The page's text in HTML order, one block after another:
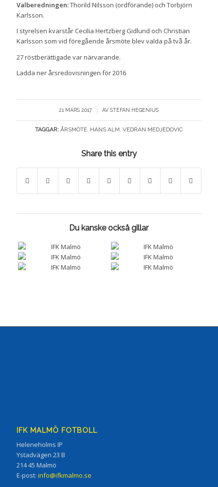
Valberedningen:Thorild Nilsson (ordförande) och Torbjörn
Karlsson.
I styrelsen kvarstår Cecilia Hertzberg Gidlund och Christian
Karlsson som vid föregående årsmöte blev valda på två år.
27 röstberättigade var närvarande.
Ladda ner årsredovisningen för 2016
21 MARS 2017
/ AVSTEFAN HEGENIUS
TAGGAR: ÅRSMÖTE, HANS ALM VEDRAN MEDJEDOVIC
Share this entry
Du kanske också gillar
IFK MALMÖ FOTBOLL
Heleneholms IP
Ystadvägen 23 B
214 45 Malmö
E-post: info@ifkmalmo.se